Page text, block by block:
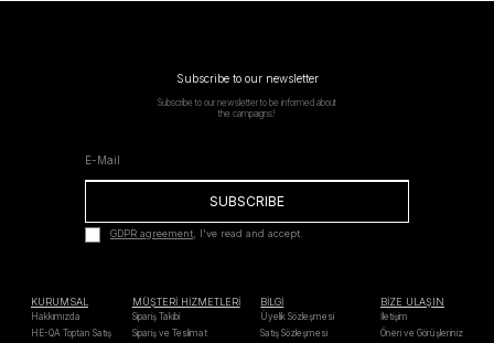
Subscribe to our newsletter
Subscribe to our newsletter to be informed about
the campaigns!
SUBSCRIBE
GDPR agreement, I've read and accept.
KURUMSAL
Hakkımızda
HE-QA Toptan Satış
MÜŞTERİ HİZMETLERİ
Sipariş Takibi
Sipariş ve Teslimat
BİLGİ
Üyelik Sözleşmesi
Satış Sözleşmesi
BİZE ULAŞIN
İletişim
Öneri ve Görüşleriniz